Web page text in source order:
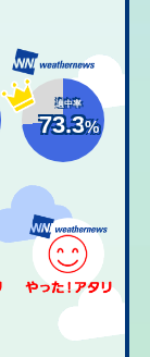
適中率
73.3%